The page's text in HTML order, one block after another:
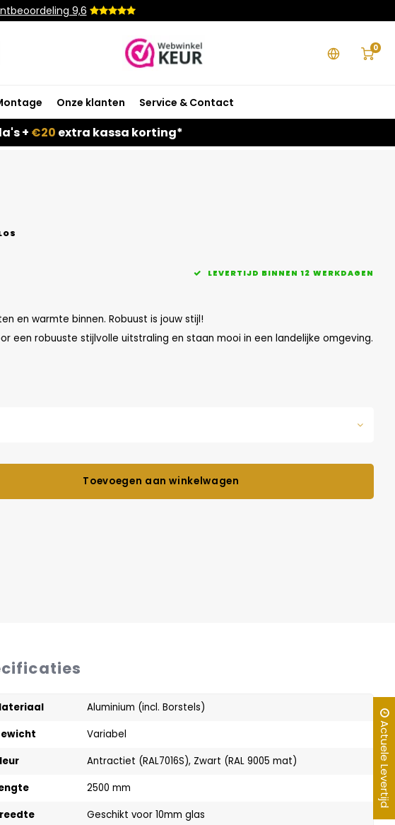
9,6
0
Onze klanten Service & Contact
+ €20 extra kassa korting*
LEVERTIJD BINNEN 12 WERKDAGEN
en warmte binnen. Robuust is jouw stijl!
een robuuste stijlvolle uitstraling en staan mooi in een landelijke omgeving.
Toevoegen aan winkelwagen
Aluminium (incl. Borstels)
Variabel
Antractiet (RAL7016S), Zwart (RAL 9005 mat)
2500 mm
Geschikt voor 10mm glas
Actuele Levertijd